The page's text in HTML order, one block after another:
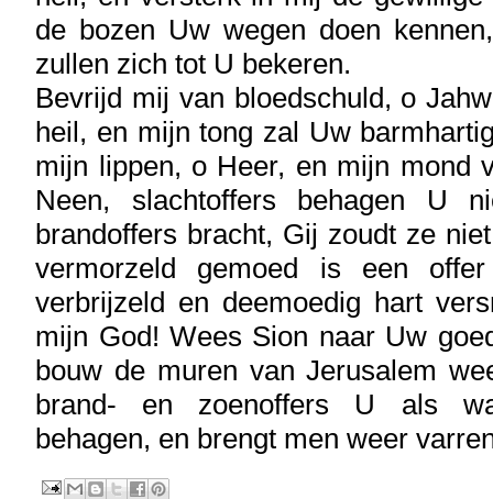
de bozen Uw wegen doen
zullen zich tot U bekeren.
Bevrijd mij van bloedschuld, o
heil, en mijn tong zal Uw
mijn lippen, o Heer, en mijn mond
Neen, slachtoffers behagen U
brandoffers bracht, Gij zoudt ze
vermorzeld gemoed is een
verbrijzeld en deemoedig hart
mijn God! Wees Sion naar Uw
bouw de muren van Jerusalem
brand- en zoenoffers U als
behagen, en brengt men weer